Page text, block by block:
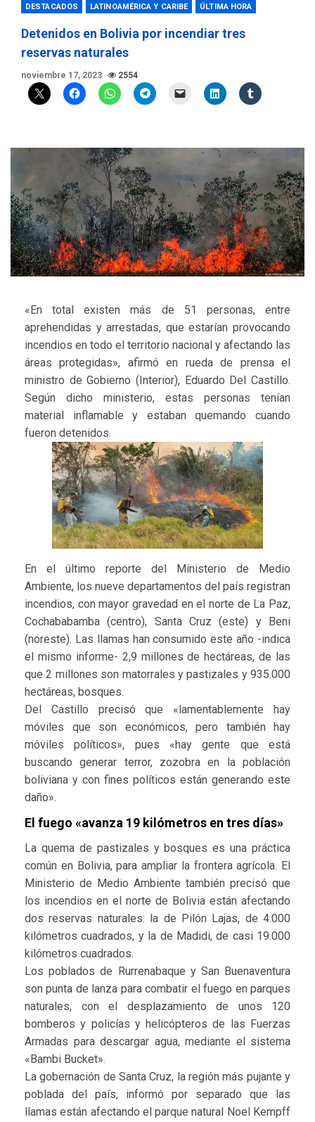
DESTACADOS LATINOAMÉRICA Y CARIBE ÚLTIMA HORA
Detenidos en Bolivia por incendiar tres
reservas naturales
noviembre 17, 2023 2554
«En total existen más de 51 personas, entre
aprehendidas y arrestadas, que estarían provocando
incendios en todo el territorio nacional y afectando las
áreas protegidas», afirmó en rueda de prensa el
ministro de Gobierno (Interior), Eduardo Del Castillo.
Según dicho ministerio, estas personas tenían
material inflamable y estaban quemando cuando
fueron detenidos.
En el último reporte del Ministerio de Medio
Ambiente, los nueve departamentos del país registran
incendios, con mayor gravedad en el norte de La Paz,
Cochababamba (centro), Santa Cruz (este) y Beni
(noreste). Las llamas han consumido este año -indica
el mismo informe- 2,9 millones de hectáreas, de las
que 2 millones son matorrales y pastizales y 935.000
hectáreas, bosques.
Del Castillo precisó que «lamentablemente hay
móviles que son económicos, pero también hay
móviles políticos», pues «hay gente que está
buscando generar terror, zozobra en la población
boliviana y con fines políticos están generando este
daño».
El fuego «avanza 19 kilómetros en tres días»
La quema de pastizales y bosques es una práctica
común en Bolivia, para ampliar la frontera agrícola. El
Ministerio de Medio Ambiente también precisó que
los incendios en el norte de Bolivia están afectando
dos reservas naturales: la de Pilón Lajas, de 4.000
kilómetros cuadrados, y la de Madidi, de casi 19.000
kilómetros cuadrados.
Los poblados de Rurrenabaque y San Buenaventura
son punta de lanza para combatir el fuego en parques
naturales, con el desplazamiento de unos 120
bomberos y policías y helicópteros de las Fuerzas
Armadas para descargar agua, mediante el sistema
«Bambi Bucket».
La gobernación de Santa Cruz, la región más pujante y
poblada del país, informó por separado que las
llamas están afectando el parque natural Noel Kempff